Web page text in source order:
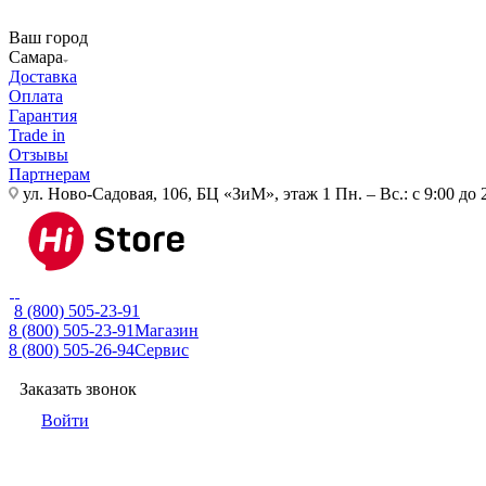
Ваш город
Самара
Доставка
Оплата
Гарантия
Trade in
Отзывы
Партнерам
ул. Ново-Садовая, 106, БЦ «ЗиМ», этаж 1 Пн. – Вс.: с 9:00 до
8 (800) 505-23-91
8 (800) 505-23-91Магазин
8 (800) 505-26-94Сервис
Заказать звонок
Войти